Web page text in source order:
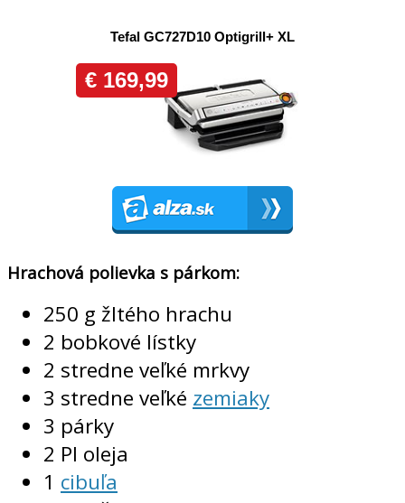
Hrachová polievka s párkom:
250 g žltého hrachu
2 bobkové lístky
2 stredne veľké mrkvy
3 stredne veľké zemiaky
3 párky
2 Pl oleja
1 cibuľa